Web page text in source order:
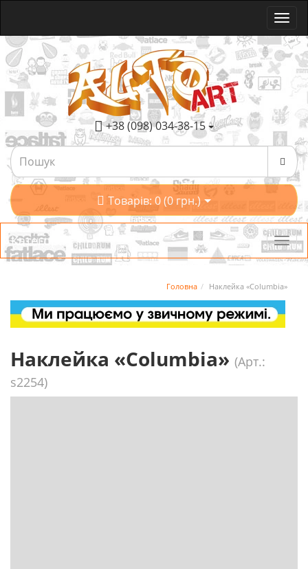
+38 (098) 034-38-15
Товарів: 0 (0 грн.)
Категорії
Головна Наклейка «Columbia»
Наклейка «Columbia» (Арт.:
s2254)